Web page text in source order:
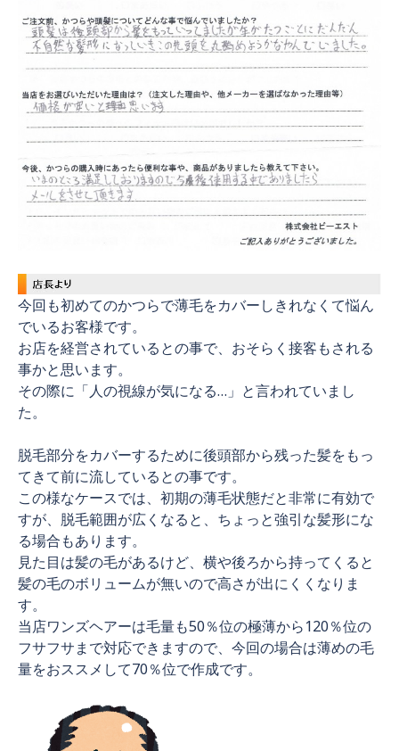
今回も初めてのかつらで薄毛をカバーしきれなくて悩ん
でいるお客様です。
お店を経営されているとの事で、おそらく接客もされる
事かと思います。
その際に「人の視線が気になる…」と言われていまし
た。
脱毛部分をカバーするために後頭部から残った髪をもっ
てきて前に流しているとの事です。
この様なケースでは、初期の薄毛状態だと非常に有効で
すが、脱毛範囲が広くなると、ちょっと強引な髪形にな
る場合もあります。
見た目は髪の毛があるけど、横や後ろから持ってくると
髪の毛のボリュームが無いので高さが出にくくなりま
す。
当店ワンズヘアーは毛量も50％位の極薄から120％位の
フサフサまで対応できますので、今回の場合は薄めの毛
量をおススメして70％位で作成です。